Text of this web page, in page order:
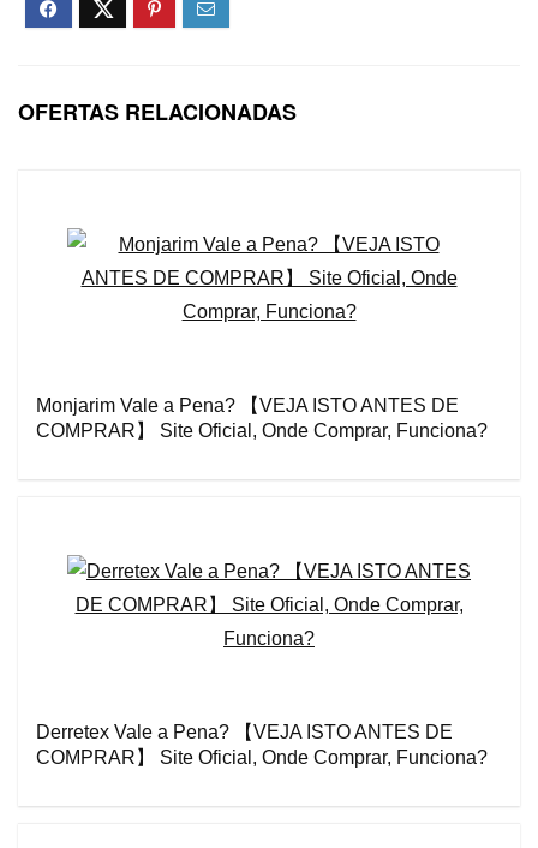
OFERTAS RELACIONADAS
Monjarim Vale a Pena? 【VEJA ISTO ANTES DE
COMPRAR】 Site Oficial, Onde Comprar, Funciona?
Derretex Vale a Pena? 【VEJA ISTO ANTES DE
COMPRAR】 Site Oficial, Onde Comprar, Funciona?